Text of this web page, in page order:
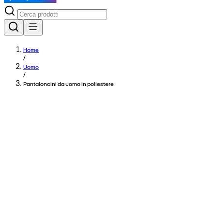
Home
/
Uomo
/
Pantaloncini da uomo in poliestere